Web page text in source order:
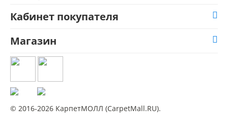
Кабинет покупателя
Магазин
© 2016-2026 КарпетМОЛЛ (CarpetMall.RU).